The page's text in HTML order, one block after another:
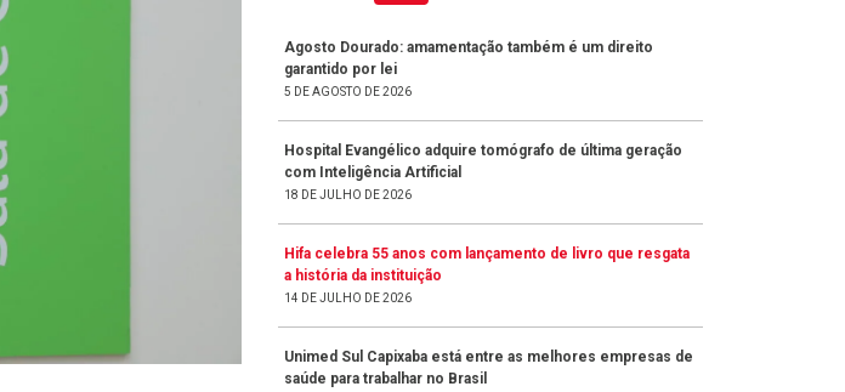
Agosto Dourado: amamentação também é um direito
garantido por lei
5 DE AGOSTO DE 2026
Hospital Evangélico adquire tomógrafo de última geração
com Inteligência Artificial
18 DE JULHO DE 2026
Hifa celebra 55 anos com lançamento de livro que resgata
a história da instituição
14 DE JULHO DE 2026
Unimed Sul Capixaba está entre as melhores empresas de
saúde para trabalhar no Brasil